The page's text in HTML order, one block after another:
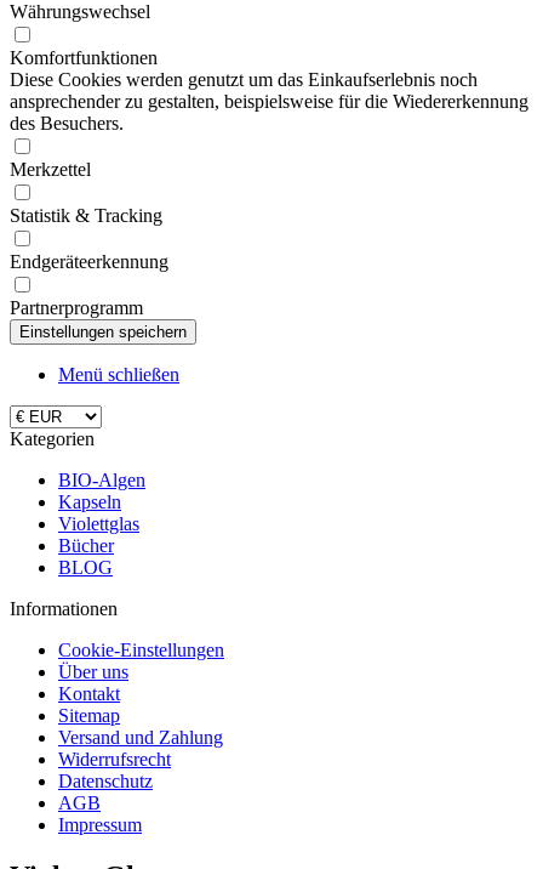
Währungswechsel
Komfortfunktionen
Diese Cookies werden genutzt um das Einkaufserlebnis noch
ansprechender zu gestalten, beispielsweise für die Wiedererkennung
des Besuchers.
Merkzettel
Statistik & Tracking
Endgeräteerkennung
Partnerprogramm
Menü schließen
Kategorien
BIO-Algen
Kapseln
Violettglas
Bücher
BLOG
Informationen
Cookie-Einstellungen
Über uns
Kontakt
Sitemap
Versand und Zahlung
Widerrufsrecht
Datenschutz
AGB
Impressum